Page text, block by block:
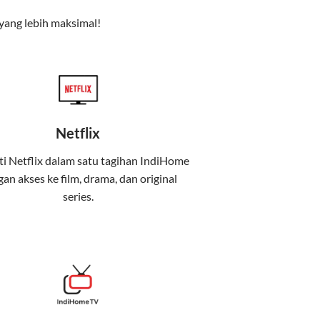
Telkomsel One, sebuah
dan komunikasi dalam satu paket
internet (Telkomsel) dalam satu paket.
lebih maksimal!
Netflix
Netflix dalam satu tagihan IndiHome
akses ke film, drama, dan original
series.